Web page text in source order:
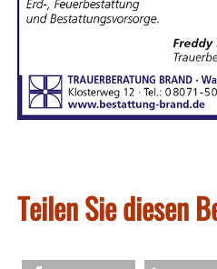
Teilen Sie diesen